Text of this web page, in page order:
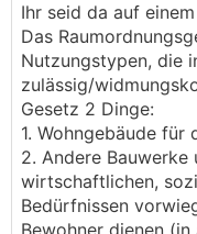
Ihr seid da auf
Das
Nutzungstypen, die
zulässig/
Gesetz 2 Dinge:
1. Wohngebäude für
2. Andere Bauwerke
wirtschaftlichen,
Bedürfnissen
Bewohner dienen